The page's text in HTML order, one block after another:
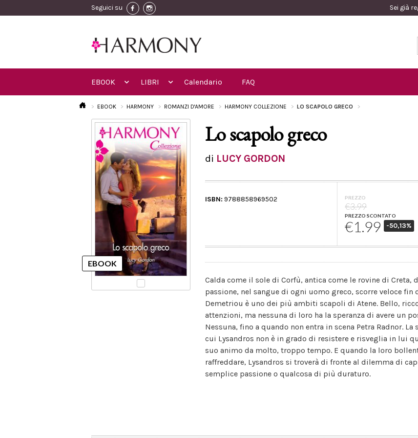
Seguici su Sei già
EBOOK LIBRI Calendario FAQ
EBOOK HARMONY ROMANZI D'AMORE HARMONY COLLEZIONE LO SCAPOLO GRECO
Lo scapolo greco
di LUCY GORDON
ISBN: 9788858969502 PREZZO
€3.99
PREZZO SCONTATO
€1.99 -50,13%
Calda come il sole di Corfù, antica come le rovine di Creta,
passione, nel sangue di ogni uomo greco, scorre veloce fin
Demetriou è uno dei più ambiti scapoli di Atene. Bello,
attenzioni, ma nessuna di loro ha la speranza di avere un
Nessuna, fino a quando non entra in scena Petra Radnor.
cui Lysandros non è in grado di resistere e risveglia in lui
suo animo da molto, troppo tempo. E quando la loro
raffreddare, Lysandros si troverà di fronte al dilemma di
semplice passione o qualcosa di più duraturo.